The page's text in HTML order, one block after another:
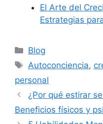
El Arte del
Estrategias
Categories
Blog
Tags
Autoconciencia,
personal
¿Por qué estirar
Beneficios físicos y